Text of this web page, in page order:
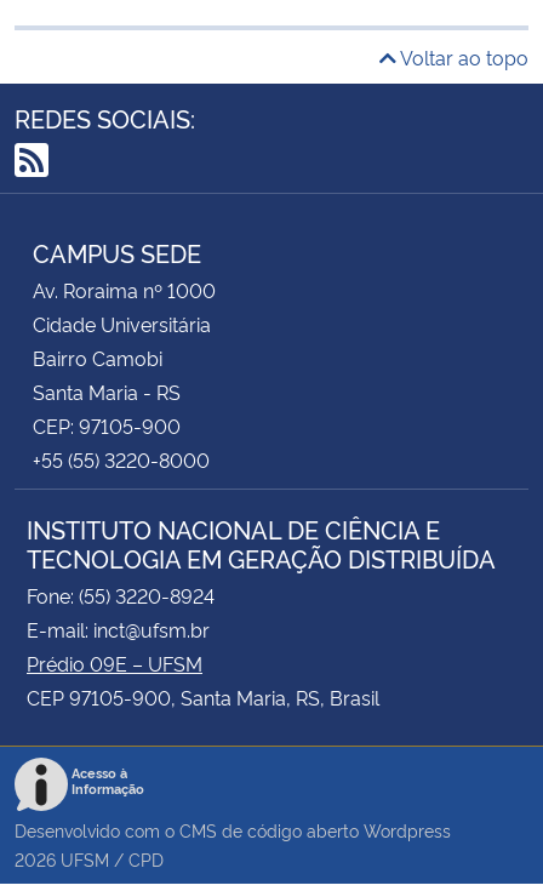
Voltar ao topo
REDES SOCIAIS:
RSS
CAMPUS SEDE
Av. Roraima nº 1000
Cidade Universitária
Bairro Camobi
Santa Maria - RS
CEP: 97105-900
+55 (55) 3220-8000
INSTITUTO NACIONAL DE CIÊNCIA E
TECNOLOGIA EM GERAÇÃO DISTRIBUÍDA
Fone: (55) 3220-8924
E-mail: inct@ufsm.br
Prédio 09E – UFSM
CEP 97105-900, Santa Maria, RS, Brasil
Acesso à
Informação
Desenvolvido com o CMS de código aberto Wordpress
2026 UFSM / CPD